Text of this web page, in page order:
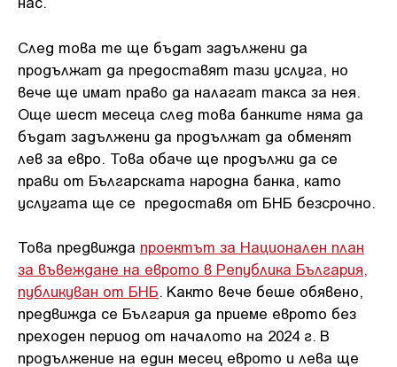
След това те ще бъдат задължени да
продължат да предоставят тази услуга, но
вече ще имат право да налагат такса за нея.
Още шест месеца след това банките няма да
бъдат задължени да продължат да обменят
лев за евро. Това обаче ще продължи да се
прави от Българската народна банка, като
услугата ще се предоставя от БНБ безсрочно.
Това предвижда проектът за Национален план
за въвеждане на еврото в Република България,
публикуван от БНБ. Както вече беше обявено,
предвижда се България да приеме еврото без
преходен период от началото на 2024 г. В
продължение на един месец еврото и лева ще